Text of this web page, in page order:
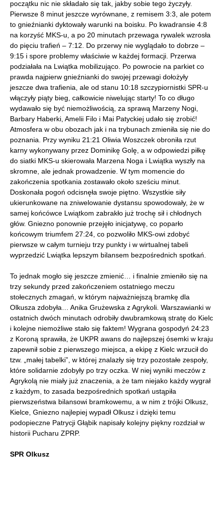
początku nic nie składało się tak, jakby sobie tego życzyły.
Pierwsze 8 minut jeszcze wyrównane, z remisem 3:3, ale potem
to gnieźnianki dyktowały warunki na boisku. Po kwadransie 4:8
na korzyść MKS-u, a po 20 minutach przewaga rywalek wzrosła
do pięciu trafień – 7:12. Do przerwy nie wyglądało to dobrze –
9:15 i spore problemy właściwie w każdej formacji. Przerwa
podziałała na Lwiątka mobilizująco. Po powrocie na parkiet co
prawda najpierw gnieźnianki do swojej przewagi dołożyły
jeszcze dwa trafienia, ale od stanu 10:18 szczypiornistki SPR-u
włączyły piąty bieg, całkowicie niwelując starty! To co długo
wydawało się być niemożliwością, za sprawą Marzeny Nogi,
Barbary Haberki, Amelii Filo i Mai Patyckiej udało się zrobić!
Atmosfera w obu obozach jak i na trybunach zmieniła się nie do
poznania. Przy wyniku 21:21 Oliwia Woszczek obroniła rzut
karny wykonywany przez Dominikę Golę, a w odpowiedzi piłkę
do siatki MKS-u skierowała Marzena Noga i Lwiątka wyszły na
skromne, ale jednak prowadzenie. W tym momencie do
zakończenia spotkania zostawało około sześciu minut.
Doskonała pogoń odcisnęła swoje piętno. Wszystkie siły
ukierunkowane na zniwelowanie dystansu spowodowały, że w
samej końcówce Lwiątkom zabrakło już trochę sił i chłodnych
głów. Gniezno ponownie przejęło inicjatywę, co poparło
końcowym triumfem 27:24, co pozwoliło MKS-owi zdobyć
pierwsze w całym turnieju trzy punkty i w wirtualnej tabeli
wyprzedzić Lwiątka lepszym bilansem bezpośrednich spotkań.
To jednak mogło się jeszcze zmienić… i finalnie zmieniło się na
trzy sekundy przed zakończeniem ostatniego meczu
stołecznych zmagań, w którym najważniejszą bramkę dla
Olkusza zdobyła… Anika Grużewska z Agrykoli. Warszawianki w
ostatnich dwóch minutach odrobiły dwubramkową stratę do Kielc
i kolejne niemożliwe stało się faktem! Wygrana gospodyń 24:23
z Koroną sprawiła, że UKPR awans do najlepszej ósemki w kraju
zapewnił sobie z pierwszego miejsca, a ekipę z Kielc wrzucił do
tzw. „małej tabelki”, w której znalazły się trzy pozostałe zespoły,
które solidarnie zdobyły po trzy oczka. W niej wyniki meczów z
Agrykolą nie miały już znaczenia, a że tam niejako każdy wygrał
z każdym, to zasada bezpośrednich spotkań ustąpiła
pierwszeństwa bilansowi bramkowemu, a w nim z trójki Olkusz,
Kielce, Gniezno najlepiej wypadł Olkusz i dzięki temu
podopieczne Patrycji Głąbik napisały kolejny piękny rozdział w
historii Pucharu ZPRP.
SPR Olkusz